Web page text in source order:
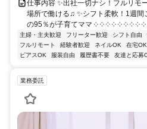
仕事内容 ✨出社一切ナシ！フルリモ
場所で働ける♫ ✨シフト柔軟！1週間
の95％が子育てママ ༶ ༶ ༶ ༶ ༶ ༶ ༶ ༶ ༶
主婦・主夫歓迎 フリーター歓迎 シフト自由
フルリモート
経験者歓迎 ネイルOK 在宅OK
ピアスOK
服装自由 履歴書不要 友達と応募
業務委託